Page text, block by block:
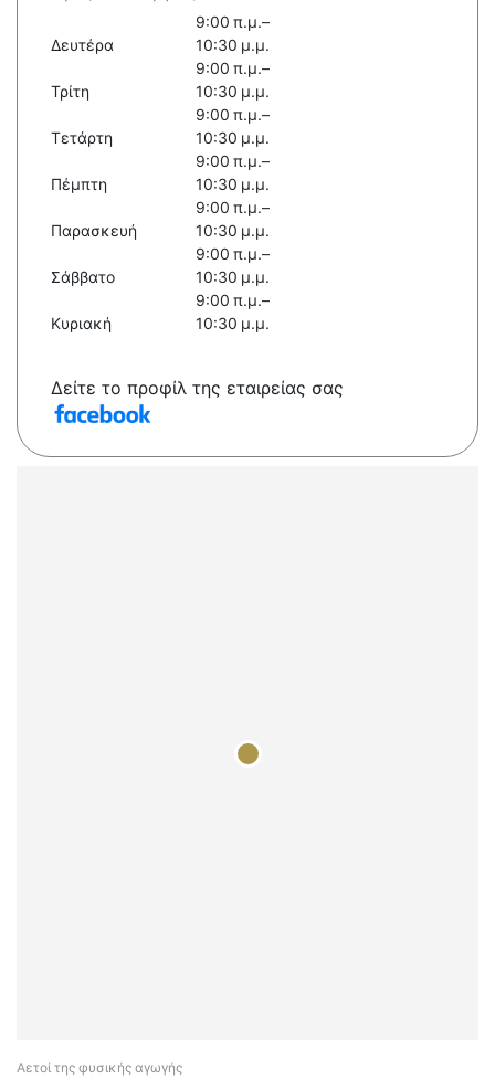
Δευτέρα
9:00 π.μ.–
10:30 μ.μ.
Τρίτη
9:00 π.μ.–
10:30 μ.μ.
Τετάρτη
9:00 π.μ.–
10:30 μ.μ.
Πέμπτη
9:00 π.μ.–
10:30 μ.μ.
Παρασκευή
9:00 π.μ.–
10:30 μ.μ.
Σάββατο
9:00 π.μ.–
10:30 μ.μ.
Κυριακή
9:00 π.μ.–
10:30 μ.μ.
Δείτε το προφίλ της εταιρείας σας
Αετοί της φυσικής αγωγής